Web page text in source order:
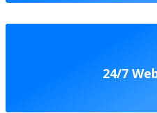
24/7